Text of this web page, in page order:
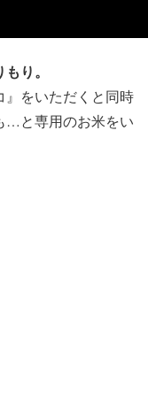
り。
』をいただくと同時
…と専用のお米をい